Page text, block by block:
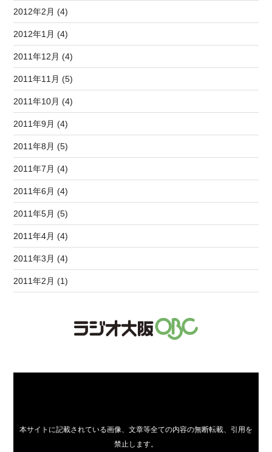
2012年2月 (4)
2012年1月 (4)
2011年12月 (4)
2011年11月 (5)
2011年10月 (4)
2011年9月 (4)
2011年8月 (5)
2011年7月 (4)
2011年6月 (4)
2011年5月 (5)
2011年4月 (4)
2011年3月 (4)
2011年2月 (1)
本サイトに記載されている画像、文章等全ての内容の無断転載、引用を
禁止します。